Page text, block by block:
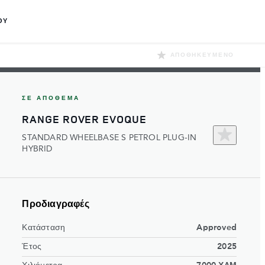
ΑΠΟΘΗΚΕΥΜΈΝΟ
ΣΕ ΑΠΌΘΕΜΑ
RANGE ROVER EVOQUE
STANDARD WHEELBASE S PETROL PLUG-IN
HYBRID
Προδιαγραφές
Κατάσταση Approved
Έτος 2025